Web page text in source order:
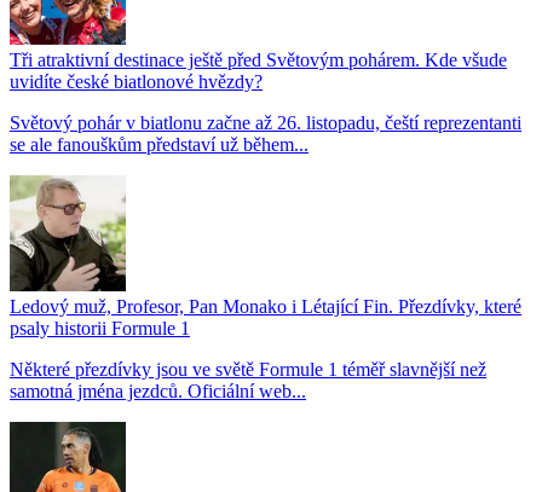
Tři atraktivní destinace ještě před Světovým pohárem. Kde všude
uvidíte české biatlonové hvězdy?
Světový pohár v biatlonu začne až 26. listopadu, čeští reprezentanti
se ale fanouškům představí už během...
Ledový muž, Profesor, Pan Monako i Létající Fin. Přezdívky, které
psaly historii Formule 1
Některé přezdívky jsou ve světě Formule 1 téměř slavnější než
samotná jména jezdců. Oficiální web...